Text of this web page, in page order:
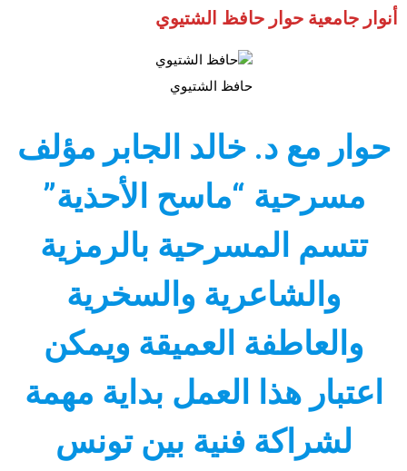
أنوار جامعية حوار حافظ الشتيوي
حافظ الشتيوي
حوار مع د. خالد الجابر مؤلف
مسرحية “ماسح الأحذية”
تتسم المسرحية بالرمزية
والشاعرية والسخرية
والعاطفة العميقة ويمكن
اعتبار هذا العمل بداية مهمة
لشراكة فنية بين تونس